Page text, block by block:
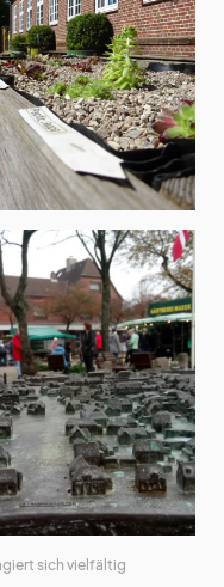
sich vielfältig